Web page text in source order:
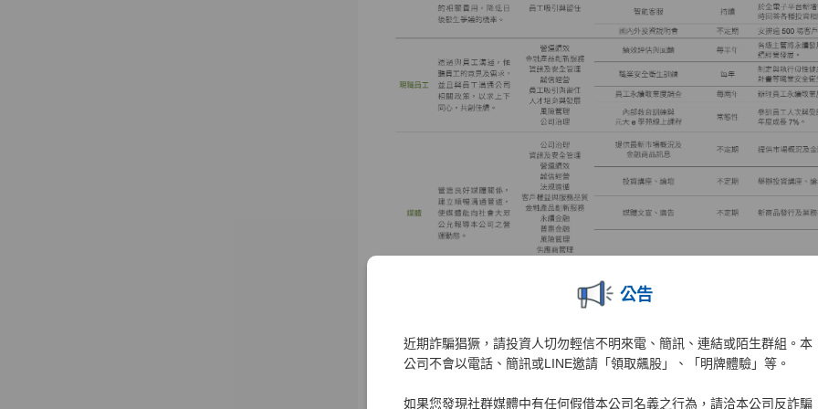
公告
近期詐騙猖獗，請投資人切勿輕信不明來電、簡訊、連結或陌生群組。本
公司不會以電話、簡訊或LINE邀請「領取飆股」、「明牌體驗」等。
如果您發現社群媒體中有任何假借本公司名義之行為，請洽本公司反詐騙